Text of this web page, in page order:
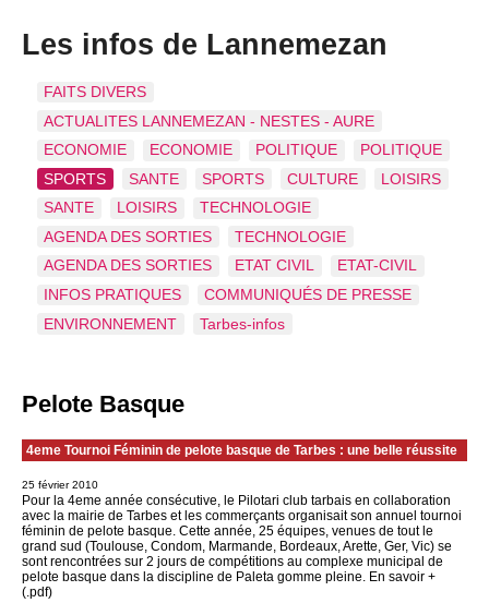
Les infos de Lannemezan
FAITS DIVERS
ACTUALITES LANNEMEZAN - NESTES - AURE
ECONOMIE
ECONOMIE POLITIQUE
POLITIQUE
SPORTS
SANTE SPORTS CULTURE
LOISIRS
SANTE
LOISIRS
TECHNOLOGIE
AGENDA DES SORTIES
TECHNOLOGIE
AGENDA DES SORTIES
ETAT CIVIL
ETAT-CIVIL
INFOS PRATIQUES
COMMUNIQUÉS DE PRESSE
ENVIRONNEMENT
Tarbes-infos
Pelote Basque
4eme Tournoi Féminin de pelote basque de Tarbes : une belle réussite
25 février 2010
Pour la 4eme année consécutive, le Pilotari club tarbais en collaboration
avec la mairie de Tarbes et les commerçants organisait son annuel tournoi
féminin de pelote basque. Cette année, 25 équipes, venues de tout le
grand sud (Toulouse, Condom, Marmande, Bordeaux, Arette, Ger, Vic) se
sont rencontrées sur 2 jours de compétitions au complexe municipal de
pelote basque dans la discipline de Paleta gomme pleine. En savoir +
(.pdf)